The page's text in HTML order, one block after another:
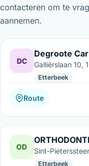
contacteren om te
aannemen.
DC
Degroote
Galliërslaan 10,
Etterbeek
Route
OD Sint-
Etterbeek